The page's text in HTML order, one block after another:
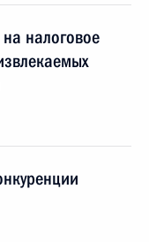
налоговое